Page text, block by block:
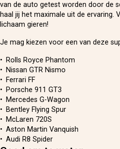
van de auto getest worden door de
haal jij het maximale uit de ervaring.
lichaam gieren!
Je mag kiezen voor een van deze
Rolls Royce Phantom
Nissan GTR Nismo
Ferrari FF
Porsche 911 GT3
Mercedes G-Wagon
Bentley Flying Spur
McLaren 720S
Aston Martin Vanquish
Audi R8 Spider